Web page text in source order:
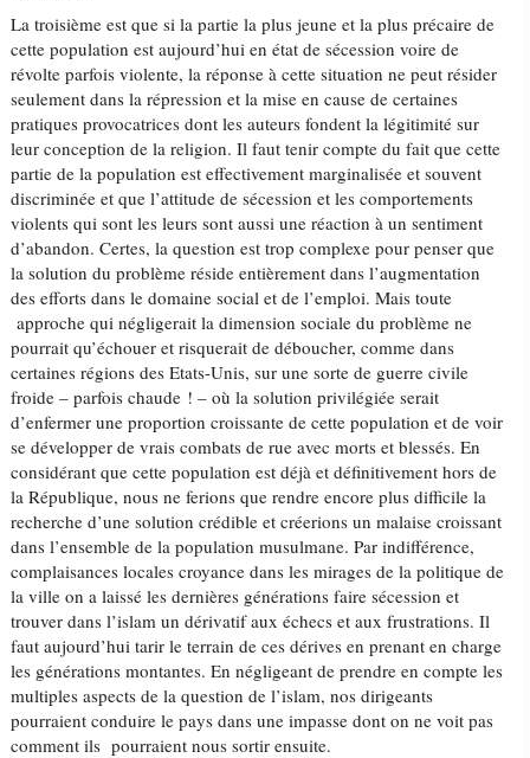
La troisième est que si la partie la plus jeune et la plus précaire de
cette population est aujourd’hui en état de sécession voire de
révolte parfois violente, la réponse à cette situation ne peut résider
seulement dans la répression et la mise en cause de certaines
pratiques provocatrices dont les auteurs fondent la légitimité sur
leur conception de la religion. Il faut tenir compte du fait que cette
partie de la population est effectivement marginalisée et souvent
discriminée et que l’attitude de sécession et les comportements
violents qui sont les leurs sont aussi une réaction à un sentiment
d’abandon. Certes, la question est trop complexe pour penser que
la solution du problème réside entièrement dans l’augmentation
des efforts dans le domaine social et de l’emploi. Mais toute
approche qui négligerait la dimension sociale du problème ne
pourrait qu’échouer et risquerait de déboucher, comme dans
certaines régions des Etats-Unis, sur une sorte de guerre civile
froide – parfois chaude ! – où la solution privilégiée serait
d’enfermer une proportion croissante de cette population et de voir
se développer de vrais combats de rue avec morts et blessés. En
considérant que cette population est déjà et définitivement hors de
la République, nous ne ferions que rendre encore plus difficile la
recherche d’une solution crédible et créerions un malaise croissant
dans l’ensemble de la population musulmane. Par indifférence,
complaisances locales croyance dans les mirages de la politique de
la ville on a laissé les dernières générations faire sécession et
trouver dans l’islam un dérivatif aux échecs et aux frustrations. Il
faut aujourd’hui tarir le terrain de ces dérives en prenant en charge
les générations montantes. En négligeant de prendre en compte les
multiples aspects de la question de l’islam, nos dirigeants
pourraient conduire le pays dans une impasse dont on ne voit pas
comment ils pourraient nous sortir ensuite.